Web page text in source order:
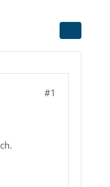
#1